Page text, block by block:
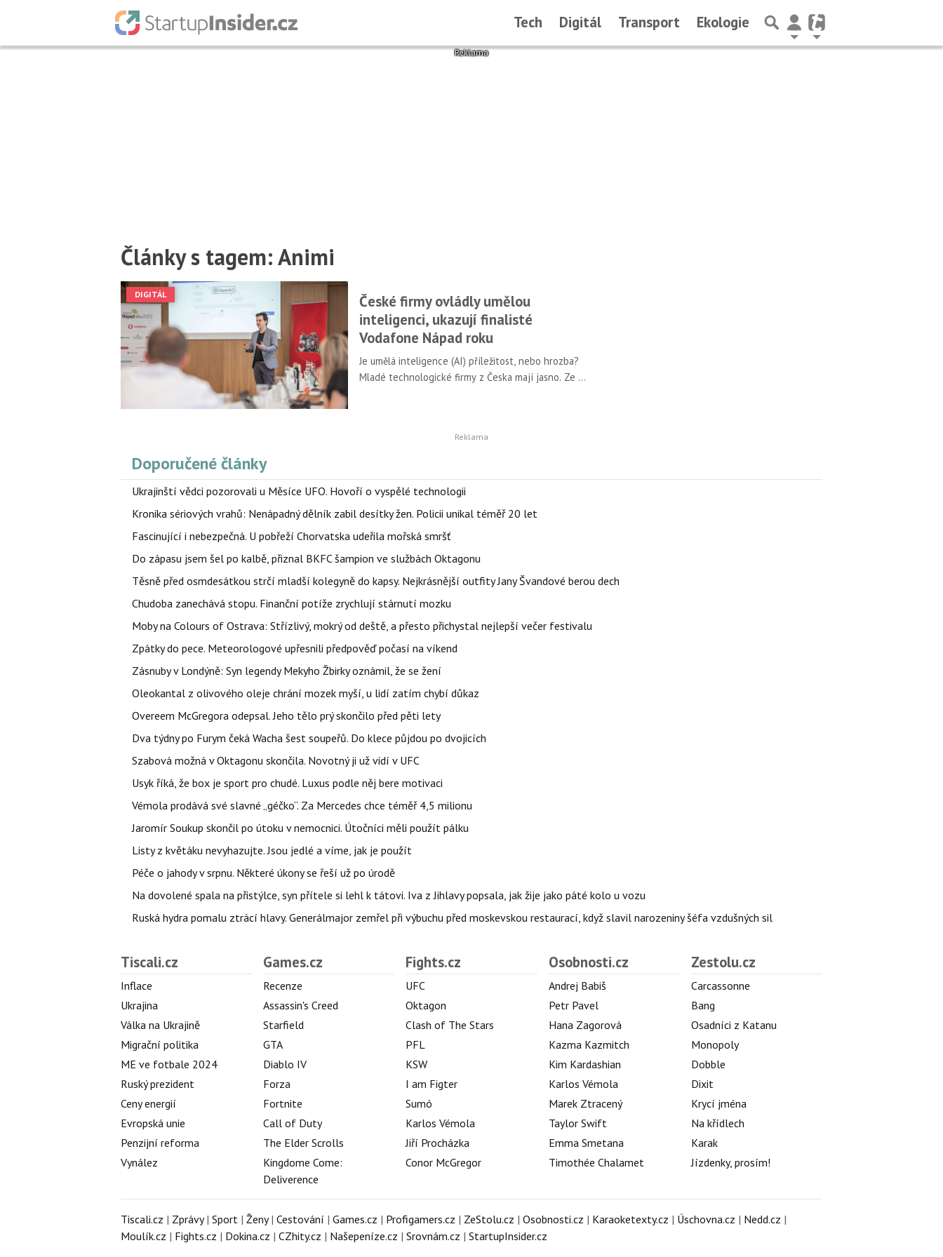
Tech Digitál Transport Ekologie
Články s tagem: Animi
DIGITÁL
České firmy ovládly umělou
inteligenci, ukazují finalisté
Vodafone Nápad roku
Je umělá inteligence (AI) příležitost, nebo hrozba?
Mladé technologické firmy z Česka mají jasno. Ze 30
inovativních společností, které mají mezinárodní
utká o vítězství na slavnostním vyhlášení 19. září.
Doporučené články
Ukrajinští vědci pozorovali u Měsíce UFO. Hovoří o vyspělé technologii
Kronika sériových vrahů: Nenápadný dělník zabil desítky žen. Policii unikal téměř 20 let
Fascinující i nebezpečná. U pobřeží Chorvatska udeřila mořská smršť
Do zápasu jsem šel po kalbě, přiznal BKFC šampion ve službách Oktagonu
Těsně před osmdesátkou strčí mladší kolegyně do kapsy. Nejkrásnější outfity Jany Švandové berou dech
Chudoba zanechává stopu. Finanční potíže zrychlují stárnutí mozku
Moby na Colours of Ostrava: Střízlivý, mokrý od deště, a přesto přichystal nejlepší večer festivalu
Zpátky do pece. Meteorologové upřesnili předpověď počasí na víkend
Zásnuby v Londýně: Syn legendy Mekyho Žbirky oznámil, že se žení
Oleokantal z olivového oleje chrání mozek myší, u lidí zatím chybí důkaz
Overeem McGregora odepsal. Jeho tělo prý skončilo před pěti lety
Dva týdny po Furym čeká Wacha šest soupeřů. Do klece půjdou po dvojicích
Szabová možná v Oktagonu skončila. Novotný ji už vidí v UFC
Usyk říká, že box je sport pro chudé. Luxus podle něj bere motivaci
Vémola prodává své slavné „géčko“. Za Mercedes chce téměř 4,5 milionu
Jaromír Soukup skončil po útoku v nemocnici. Útočníci měli použít pálku
Listy z květáku nevyhazujte. Jsou jedlé a víme, jak je použít
Péče o jahody v srpnu. Některé úkony se řeší už po úrodě
Na dovolené spala na přistýlce, syn přítele si lehl k tátovi. Iva z Jihlavy popsala, jak žije jako páté kolo u vozu
Ruská hydra pomalu ztrácí hlavy. Generálmajor zemřel při výbuchu před moskevskou restaurací, když slavil narozeniny šéfa vzdušných sil
Tiscali.cz
Inflace
Ukrajina
Válka na Ukrajině
Migrační politika
ME ve fotbale 2024
Ruský prezident
Ceny energií
Evropská unie
Penzijní reforma
Vynález
Games.cz
Recenze
Assassin's Creed
Starfield
GTA
Diablo IV
Forza
Fortnite
Call of Duty
The Elder Scrolls
Kingdome Come:
Deliverence
Fights.cz
UFC
Oktagon
Clash of The Stars
PFL
KSW
I am Figter
Sumó
Karlos Vémola
Jiří Procházka
Conor McGregor
Osobnosti.cz
Andrej Babiš
Petr Pavel
Hana Zagorová
Kazma Kazmitch
Kim Kardashian
Karlos Vémola
Marek Ztracený
Taylor Swift
Emma Smetana
Timothée Chalamet
Zestolu.cz
Carcassonne
Bang
Osadníci z Katanu
Monopoly
Dobble
Dixit
Krycí jména
Na křídlech
Karak
Jízdenky, prosím!
Tiscali.cz | Zprávy| Sport | Ženy| Cestování | Games.cz | Profigamers.cz | ZeStolu.cz | Osobnosti.cz | Karaoketexty.cz | Úschovna.cz | Nedd.cz |
Moulík.cz | Fights.cz | Dokina.cz | CZhity.cz | Našepeníze.cz | Srovnám.cz | StartupInsider.cz